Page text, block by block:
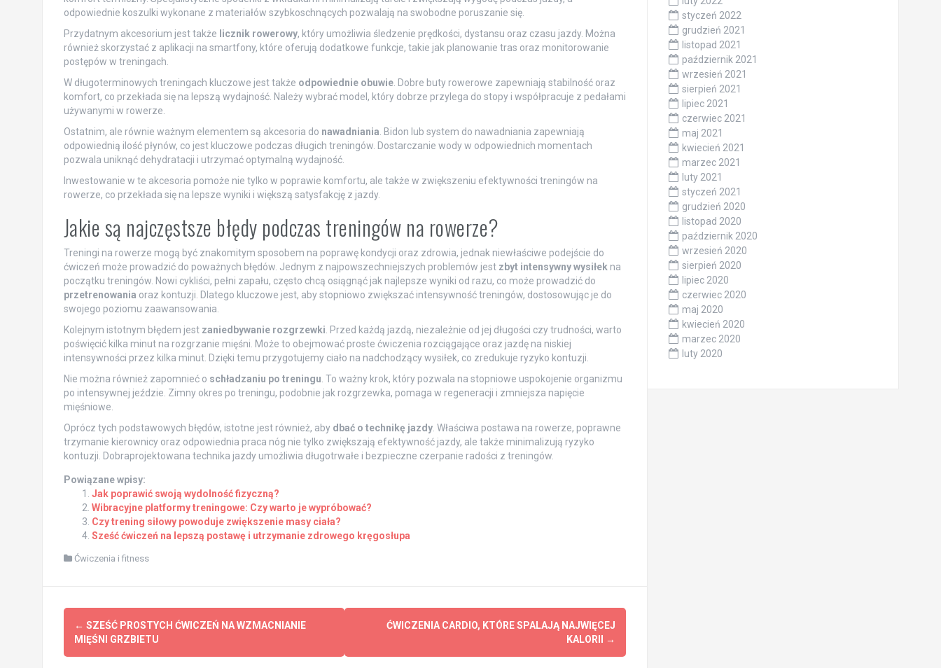
odpowiednie koszulki wykonane z materiałów szybkoschnących pozwalają na swobodne poruszanie się.
Przydatnym akcesorium jest także licznik rowerowy, który umożliwia śledzenie prędkości, dystansu oraz czasu jazdy. Można
również skorzystać z aplikacji na smartfony, które oferują dodatkowe funkcje, takie jak planowanie tras oraz monitorowanie
postępów w treningach.
W długoterminowych treningach kluczowe jest także odpowiednie obuwie. Dobre buty rowerowe zapewniają stabilność oraz
komfort, co przekłada się na lepszą wydajność. Należy wybrać model, który dobrze przylega do stopy i współpracuje z pedałami
używanymi w rowerze.
Ostatnim, ale równie ważnym elementem są akcesoria do nawadniania . Bidon lub system do nawadniania zapewniają
odpowiednią ilość płynów, co jest kluczowe podczas długich treningów. Dostarczanie wody w odpowiednich momentach
pozwala uniknąć dehydratacji i utrzymać optymalną wydajność.
Inwestowanie w te akcesoria pomoże nie tylko w poprawie komfortu, ale także w zwiększeniu efektywności treningów na
rowerze, co przekłada się na lepsze wyniki i większą satysfakcję z jazdy.
Jakie są najczęstsze błędy podczas treningów na rowerze?
Treningi na rowerze mogą być znakomitym sposobem na poprawę kondycji oraz zdrowia, jednak niewłaściwe podejście do
ćwiczeń może prowadzić do poważnych błędów. Jednym z najpowszechniejszych problemów jest zbyt intensywny wysiłekna
początku treningów. Nowi cykliści, pełni zapału, często chcą osiągnąć jak najlepsze wyniki od razu, co może prowadzić do
przetrenowania oraz kontuzji. Dlatego kluczowe jest, aby stopniowo zwiększać intensywność treningów, dostosowując je do
swojego poziomu zaawansowania.
Kolejnym istotnym błędem jest zaniedbywanie rozgrzewki . Przed każdą jazdą, niezależnie od jej długości czy trudności, warto
poświęcić kilka minut na rozgrzanie mięśni. Może to obejmować proste ćwiczenia rozciągające oraz jazdę na niskiej
intensywności przez kilka minut. Dzięki temu przygotujemy ciało na nadchodzący wysiłek, co zredukuje ryzyko kontuzji.
Nie można również zapomnieć o schładzaniu po treningu . To ważny krok, który pozwala na stopniowe uspokojenie organizmu
po intensywnej jeździe. Zimny okres po treningu, podobnie jak rozgrzewka, pomaga w regeneracji i zmniejsza napięcie
mięśniowe.
Oprócz tych podstawowych błędów, istotne jest również, aby dbać o technikę jazdy. Właściwa postawa na rowerze, poprawne
trzymanie kierownicy oraz odpowiednia praca nóg nie tylko zwiększają efektywność jazdy, ale także minimalizują ryzyko
kontuzji. Dobraprojektowana technika jazdy umożliwia długotrwałe i bezpieczne czerpanie radości z treningów.
Powiązane wpisy:
Jak poprawić swoją wydolność fizyczną?
Wibracyjne platformy treningowe: Czy warto je wypróbować?
Czy trening siłowy powoduje zwiększenie masy ciała?
Sześć ćwiczeń na lepszą postawę i utrzymanie zdrowego kręgosłupa
Ćwiczenia i fitness
Post
navigation
← SZEŚĆ PROSTYCH ĆWICZEŃ NA WZMACNIANIE
MIĘŚNI GRZBIETU
ĆWICZENIA CARDIO, KTÓRE SPALAJĄ NAJWIĘCEJ
KALORII
→
styczeń 2022
grudzień 2021
listopad 2021
październik 2021
wrzesień 2021
sierpień 2021
lipiec 2021
czerwiec 2021
maj 2021
kwiecień 2021
marzec 2021
luty 2021
styczeń 2021
grudzień 2020
listopad 2020
październik 2020
wrzesień 2020
sierpień 2020
lipiec 2020
czerwiec 2020
maj 2020
kwiecień 2020
marzec 2020
luty 2020